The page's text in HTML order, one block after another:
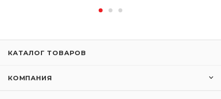
КАТАЛОГ ТОВАРОВ
КОМПАНИЯ